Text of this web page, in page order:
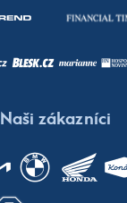
Naši zákazníci